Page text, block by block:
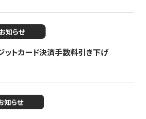
お知らせ
ットカード決済手数料引き下げ
知らせ